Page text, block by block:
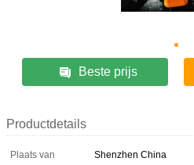
Beste prijs
Productdetails
Plaats van
Shenzhen China